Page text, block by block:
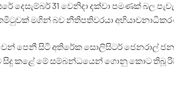
දෙසැම්බර් 31 වෙනිදා දක්වා පමණක් බල
මගින් බව නීතිපතිවරයා
පෙනී සිටි අතිරේක සොලිසිටර් ජෙනරාල්
සිදු කළේ මේ සම්බන්ධයෙන් ගොනු කොට තිබූ